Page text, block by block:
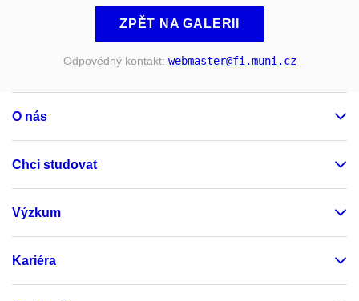
ZPĚT NA GALERII
Odpovědný kontakt: webmaster@fi .muni .cz
O nás
Chci studovat
Výzkum
Kariéra